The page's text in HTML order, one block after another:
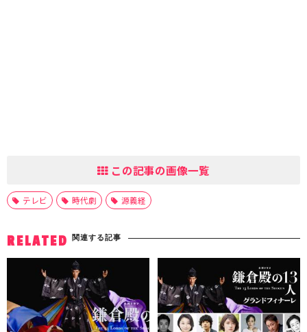
この記事の画像一覧
テレビ 時代劇 源義経
RELATED 関連する記事